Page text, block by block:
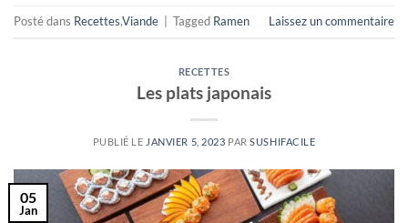
Posté dans Recettes,Viande Tagged Ramen Laissez un commentaire
RECETTES
Les plats japonais
PUBLIÉ LE JANVIER 5, 2023 PARSUSHIFACILE
05
Jan